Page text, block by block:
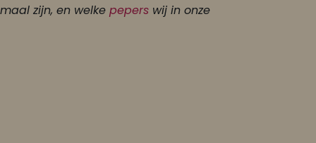
zijn, en welke pepers wij in onze